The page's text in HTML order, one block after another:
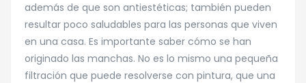
además de que son antiestéticas; también pueden
resultar poco saludables para las personas que viven
en una casa. Es importante saber cómo se han
originado las manchas. No es lo mismo una pequeña
filtración que puede resolverse con pintura, que una